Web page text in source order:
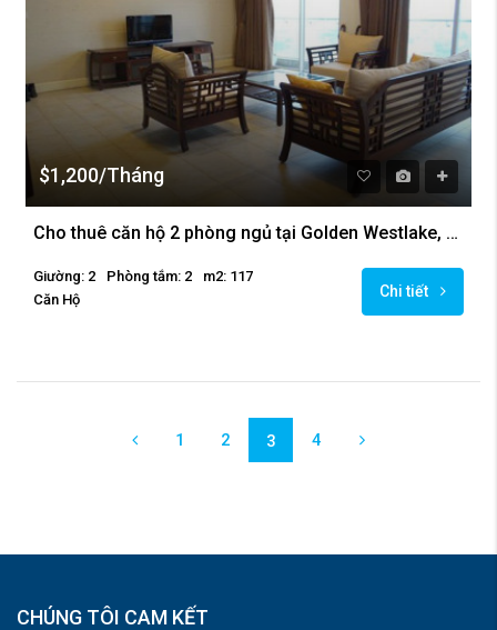
$1,200/Tháng
Cho thuê căn hộ 2 phòng ngủ tại Golden Westlake, Hà Nội
Giường: 2 Phòng tắm: 2
m2: 117
Căn Hộ
Chi tiết
1 2 3 4
CHÚNG TÔI CAM KẾT